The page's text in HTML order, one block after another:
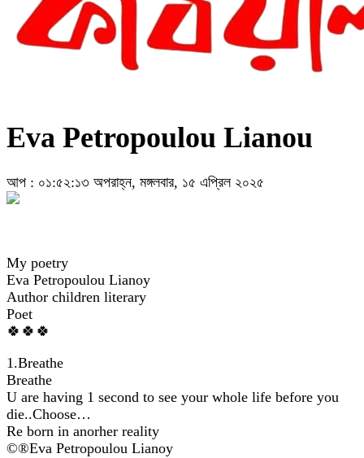
Eva Petropoulou Lianou
আপ : ০১:৫২:১৩ অপরাহ্ন, মঙ্গলবার, ১৫ এপ্রিল ২০২৫
My poetry
Eva Petropoulou Lianoy
Author children literary
Poet
🍀🍀🍀
1.Breathe
Breathe
U are having 1 second to see your whole life before you
die..Choose…
Re born in anorher reality
©®Eva Petropoulou Lianoy